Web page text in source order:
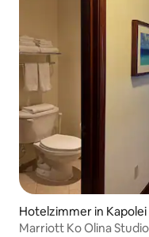
Hotelzimmer in Kapolei
Marriott Ko Olina